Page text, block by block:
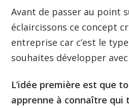
Avant de passer au point
éclaircissons ce concept
entreprise car c’est le
souhaites développer
L’idée première est que
apprenne à connaître qui